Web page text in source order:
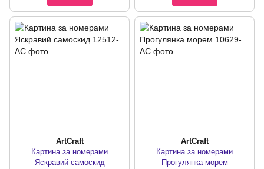
ArtCraft
Картина за номерами
Яскравий самоскид
ArtCraft
Картина за номерами
Прогулянка морем